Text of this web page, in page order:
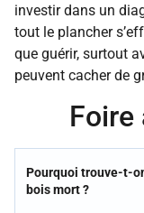
investir dans un
tout le plancher
que guérir, surtout
peuvent cacher de
Foire
Pourquoi trouve-t-
bois mort ?